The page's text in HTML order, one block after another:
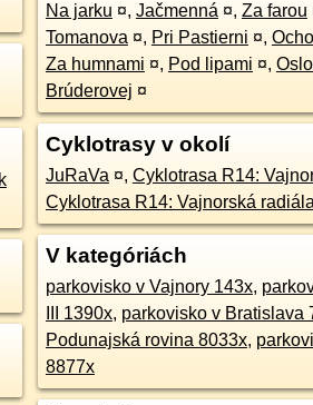
Na jarku ¤, Jačmenná ¤, Za farou
Tomanova ¤, Pri Pastierni ¤,
Za humnami ¤, Pod lipami ¤,
Brúderovej ¤
Cyklotrasy v okolí
JuRaVa ¤, Cyklotrasa R14:
Cyklotrasa R14: Vajnorská
V kategóriách
parkovisko v Vajnory 143x,
III 1390x, parkovisko v Bratislava
Podunajská rovina 8033x,
8877x